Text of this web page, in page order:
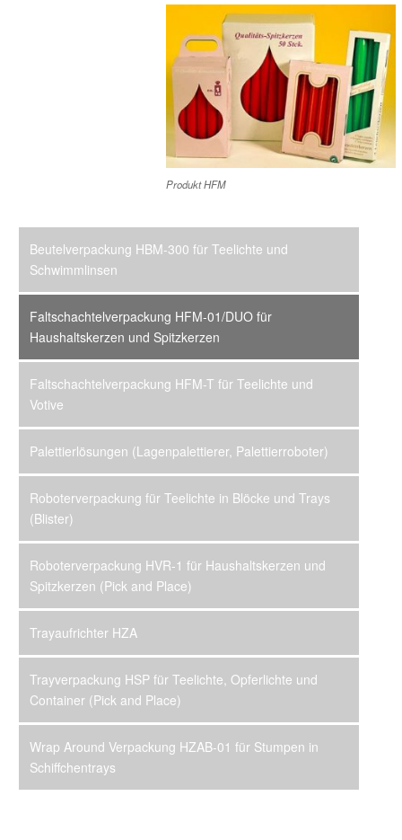
Produkt HFM
Beutelverpackung HBM-300 für Teelichte und
Schwimmlinsen
Faltschachtelverpackung HFM-01/DUO für
Haushaltskerzen und Spitzkerzen
Faltschachtelverpackung HFM-T für Teelichte und
Votive
Palettierlösungen (Lagenpalettierer, Palettierroboter)
Roboterverpackung für Teelichte in Blöcke und Trays
(Blister)
Roboterverpackung HVR-1 für Haushaltskerzen und
Spitzkerzen (Pick and Place)
Trayaufrichter HZA
Trayverpackung HSP für Teelichte, Opferlichte und
Container (Pick and Place)
Wrap Around Verpackung HZAB-01 für Stumpen in
Schiffchentrays